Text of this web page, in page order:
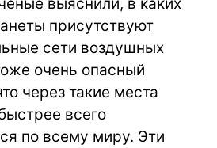
присутствуют
сети воздушных
очень опасный
через такие места
всего
по всему миру. Эти